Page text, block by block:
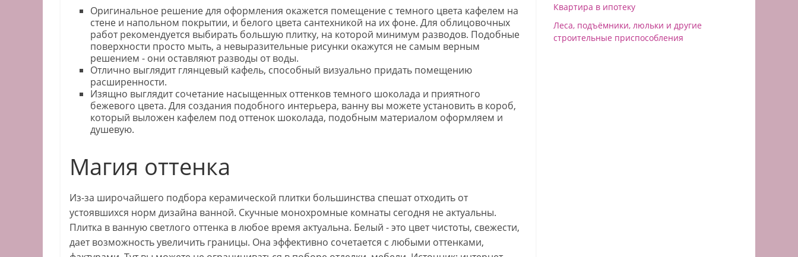
Оригинальное решение для оформления окажется помещение с темного цвета кафелем на
стене и напольном покрытии, и белого цвета сантехникой на их фоне. Для облицовочных
работ рекомендуется выбирать большую плитку, на которой минимум разводов. Подобные
поверхности просто мыть, а невыразительные рисунки окажутся не самым верным
решением - они оставляют разводы от воды.
Отлично выглядит глянцевый кафель, способный визуально придать помещению
расширенности.
Изящно выглядит сочетание насыщенных оттенков темного шоколада и приятного
бежевого цвета. Для создания подобного интерьера, ванну вы можете установить в короб,
который выложен кафелем под оттенок шоколада, подобным материалом оформляем и
душевую.
Магия оттенка
Из-за широчайшего подбора керамической плитки большинства спешат отходить от
устоявшихся норм дизайна ванной. Скучные монохромные комнаты сегодня не актуальны.
Плитка в ванную светлого оттенка в любое время актуальна. Белый - это цвет чистоты, свежести,
дает возможность увеличить границы. Она эффективно сочетается с любыми оттенками,
Квартира в ипотеку
Леса, подъёмники, люльки и другие
строительные приспособления